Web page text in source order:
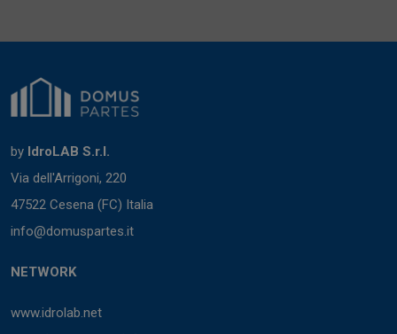
by IdroLAB S.r.l.
Via dell'Arrigoni, 220
47522 Cesena (FC) Italia
info@domuspartes.it
NETWORK
www.idrolab.net